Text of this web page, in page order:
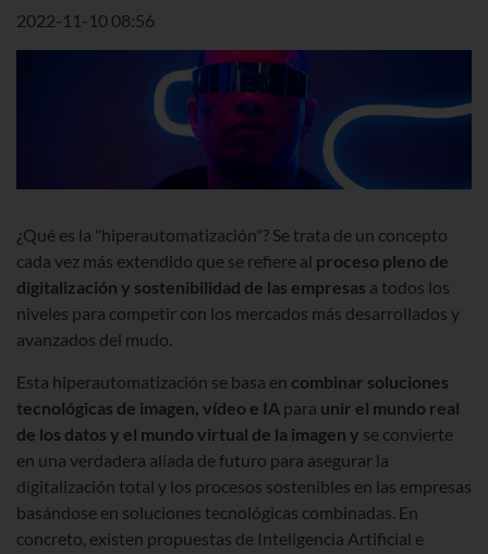
2022-11-10 08:56
¿Qué es la "hiperautomatización"? Se trata de un concepto
cada vez más extendido que se refiere al proceso pleno de
digitalización y sostenibilidad de las empresas a todos los
niveles para competir con los mercados más desarrollados y
avanzados del mudo.
Esta hiperautomatización se basa en combinar soluciones
tecnológicas de imagen, vídeo e IA para unir el mundo real
de los datos y el mundo virtual de la imagen y se convierte
en una verdadera aliada de futuro para asegurar la
digitalización total y los procesos sostenibles en las empresas
basándose en soluciones tecnológicas combinadas. En
concreto, existen propuestas de Inteligencia Artificial e